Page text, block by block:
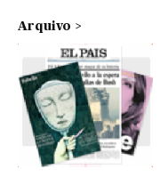
Arquivo